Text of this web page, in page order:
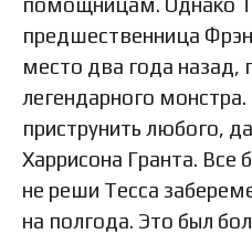
предшественница
место два года назад,
легендарного
приструнить любого,
Харрисона Гранта. Все
не реши Тесса
на полгода. Это был